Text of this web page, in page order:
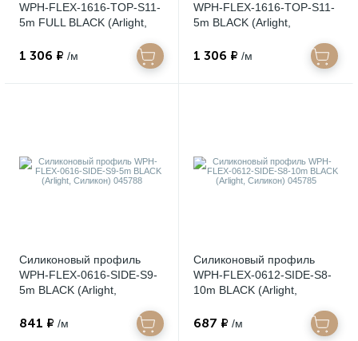
WPH-FLEX-1616-TOP-S11-
5m FULL BLACK (Arlight,
1 306 ₽ /м
WPH-FLEX-1616-TOP-S11-
5m BLACK (Arlight,
1 306 ₽ /м
Силиконовый профиль
WPH-FLEX-0616-SIDE-S9-
5m BLACK (Arlight,
841 ₽ /м
Силиконовый профиль
WPH-FLEX-0612-SIDE-S8-
10m BLACK (Arlight,
687 ₽ /м